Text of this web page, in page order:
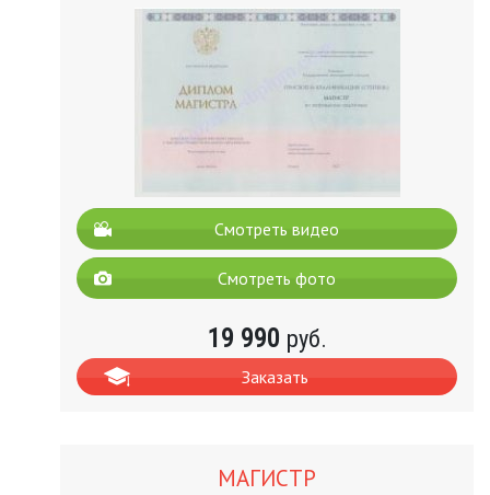
Смотреть видео
Смотреть фото
19 990 руб.
Заказать
МАГИСТР